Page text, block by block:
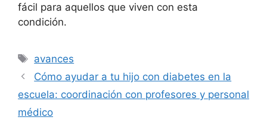
fácil para aquellos que viven con esta
condición.
Etiquetas
avances
Cómo ayudar a tu hijo con diabetes en la
escuela: coordinación con profesores y personal
médico